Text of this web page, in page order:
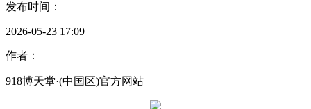
发布时间：
2026-05-23 17:09
作者：
918博天堂·(中国区)官方网站